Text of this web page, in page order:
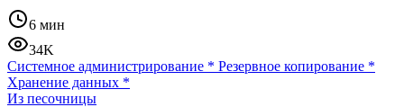
6 мин
34K
Системное администрирование * Резервное копирование *
Хранение данных *
Из песочницы